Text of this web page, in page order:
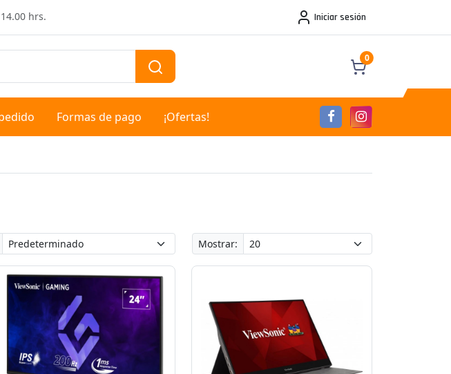
hrs. Iniciar sesión
0
Formas de pago ¡Ofertas!
Mostrar: